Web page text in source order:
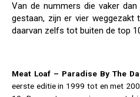
Van de nummers die vaker
gestaan, zijn er vier
daarvan zelfs tot buiten de top
Meat Loaf – Paradise By The
eerste editie in 1999 tot en met